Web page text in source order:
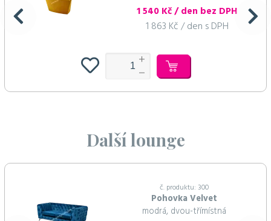
1 540 Kč / den bez DPH
1 863 Kč / den s DPH
Další lounge
č. produktu: 300
Pohovka Velvet
modrá, dvou-třímístná